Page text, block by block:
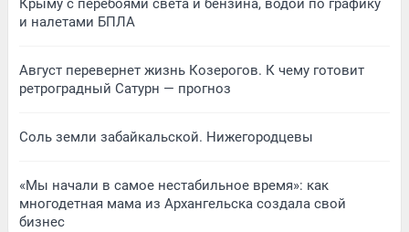
Крыму с перебоями света и бензина, водой по графику
и налетами БПЛА
Август перевернет жизнь Козерогов. К чему готовит
ретроградный Сатурн — прогноз
Соль земли забайкальской. Нижегородцевы
«Мы начали в самое нестабильное время»: как
многодетная мама из Архангельска создала свой
бизнес